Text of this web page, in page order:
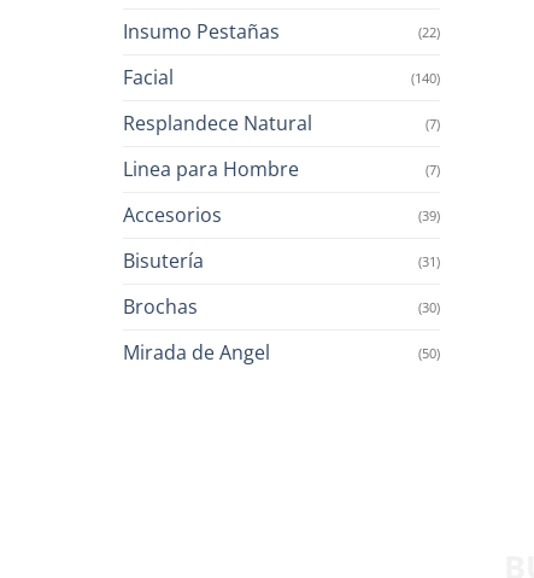
Insumo Pestañas (22)
Facial (140)
Resplandece Natural (7)
Linea para Hombre (7)
Accesorios (39)
Bisutería (31)
Brochas (30)
Mirada de Angel (50)